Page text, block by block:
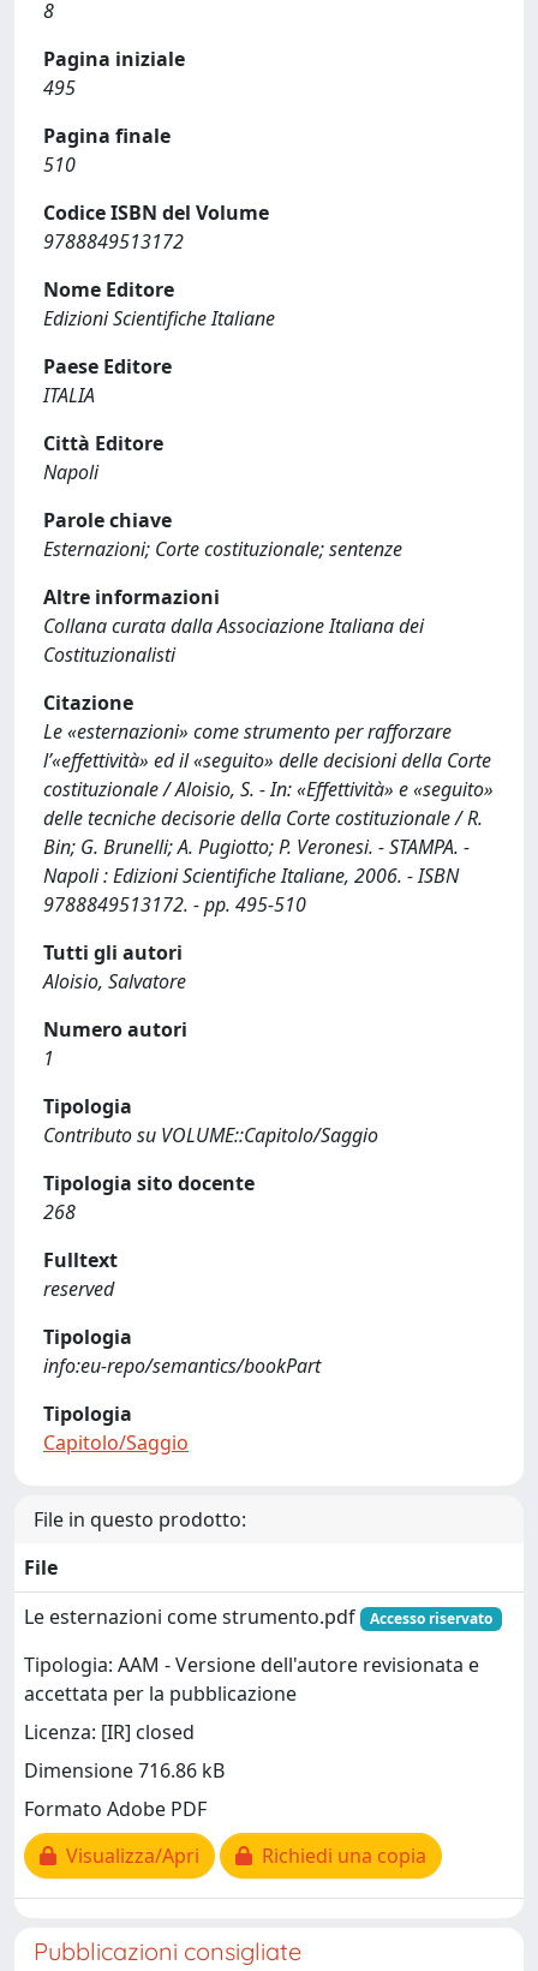
8
Pagina iniziale
495
Pagina finale
510
Codice ISBN del Volume
9788849513172
Nome Editore
Edizioni Scientifiche Italiane
Paese Editore
ITALIA
Città Editore
Napoli
Parole chiave
Esternazioni; Corte costituzionale; sentenze
Altre informazioni
Collana curata dalla Associazione Italiana dei
Costituzionalisti
Citazione
Le «esternazioni» come strumento per rafforzare
l’«effettività» ed il «seguito» delle decisioni della Corte
costituzionale / Aloisio, S. - In: «Effettività» e «seguito»
delle tecniche decisorie della Corte costituzionale / R.
Bin; G. Brunelli; A. Pugiotto; P. Veronesi. - STAMPA. -
Napoli : Edizioni Scientifiche Italiane, 2006. - ISBN
9788849513172. - pp. 495-510
Tutti gli autori
Aloisio, Salvatore
Numero autori
1
Tipologia
Contributo su VOLUME::Capitolo/Saggio
Tipologia sito docente
268
Fulltext
reserved
Tipologia
info:eu-repo/semantics/bookPart
Tipologia
Capitolo/Saggio
File in questo prodotto:
File
Le esternazioni come strumento.pdf
Accesso riservato
Tipologia: AAM - Versione dell'autore revisionata e
accettata per la pubblicazione
Licenza: [IR] closed
Dimensione 716.86 kB
Formato Adobe PDF
Visualizza/Apri
Richiedi una copia
Pubblicazioni consigliate